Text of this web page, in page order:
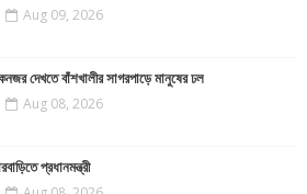
Aug 09, 2026
দেখতে বাঁশখালীর সাগরপাড়ে মানুষের ঢল
Aug 08, 2026
প্রধানমন্ত্রী